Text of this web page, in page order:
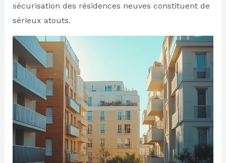
sécurisation des résidences neuves constituent de
sérieux atouts.